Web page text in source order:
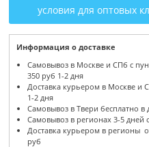
условия для оптовых
Информация о доставке
Самовывоз в Москве и СПб с
350 руб 1-2 дня
Доставка курьером в Москве и
1-2 дня
Самовывоз в Твери бесплатно в
Самовывоз в регионах 3-5 дней
Доставка курьером в регионы
руб